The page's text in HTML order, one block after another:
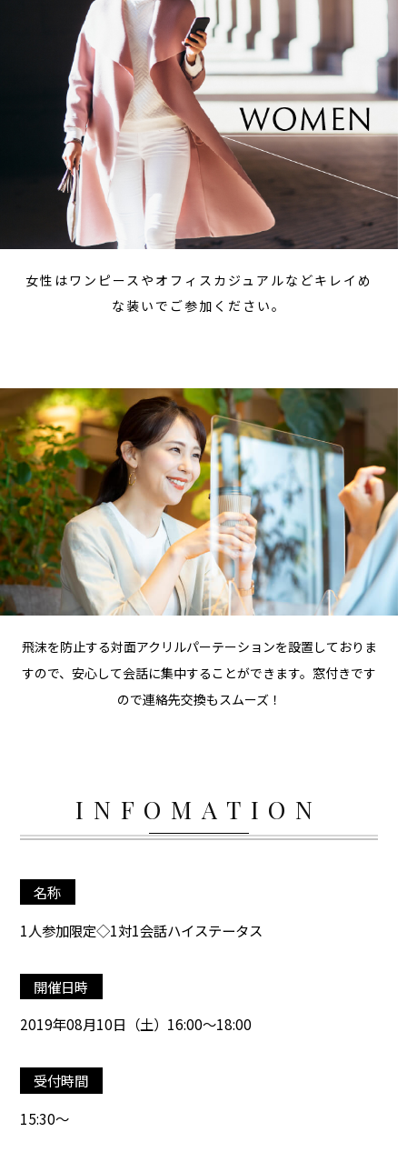
女性はワンピースやオフィスカジュアルなどキレイめ
な装いでご参加ください。
飛沫を防止する対面アクリルパーテーションを設置しておりま
すので、安心して会話に集中することができます。窓付きです
ので連絡先交換もスムーズ！
INFOMATION
名称
1人参加限定◇1対1会話ハイステータス
開催日時
2019年08月10日（土）16:00～18:00
受付時間
15:30～